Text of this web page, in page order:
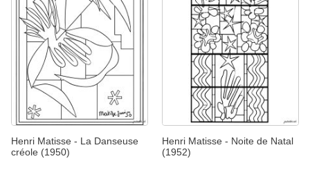
Henri Matisse - La Danseuse
créole (1950)
Henri Matisse - Noite de Natal
(1952)